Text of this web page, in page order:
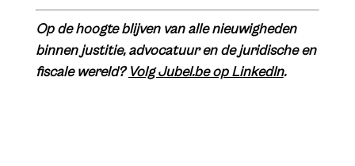
Op de hoogte blijven van alle nieuwigheden
binnen justitie, advocatuur en de juridische en
fiscale wereld?Volg Jubel.be op LinkedIn.